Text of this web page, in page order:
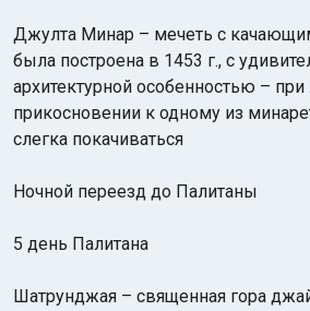
Джулта Минар – мечеть с
была построена в 1453 г., с
архитектурной особенностью –
прикосновении к одному из
слегка покачиваться
Ночной переезд до Палитаны
5 день Палитана
Шатрунджая – священная гора